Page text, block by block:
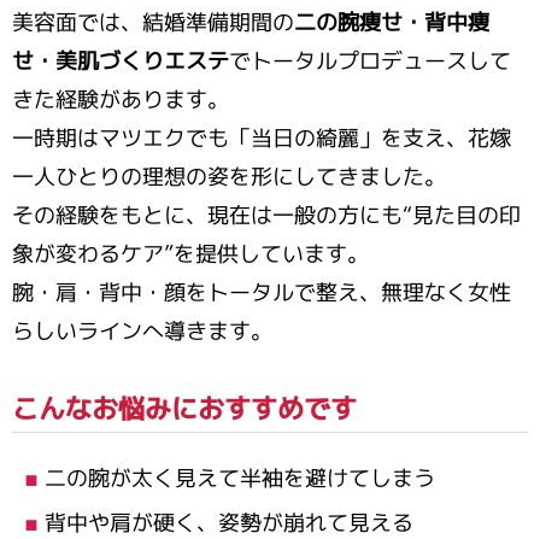
美容面では、結婚準備期間の二の腕痩せ・背中痩
せ・美肌づくりエステでトータルプロデュースして
きた経験があります。
一時期はマツエクでも「当日の綺麗」を支え、花嫁
一人ひとりの理想の姿を形にしてきました。
その経験をもとに、現在は一般の方にも“見た目の印
象が変わるケア”を提供しています。
腕・肩・背中・顔をトータルで整え、無理なく女性
らしいラインへ導きます。
こんなお悩みにおすすめです
二の腕が太く見えて半袖を避けてしまう
背中や肩が硬く、姿勢が崩れて見える